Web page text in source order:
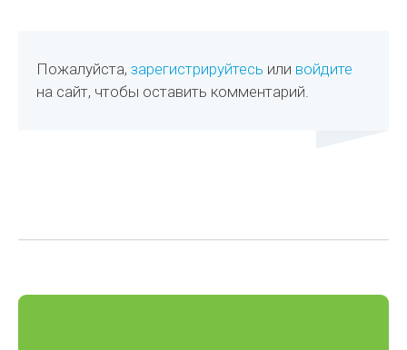
Пожалуйста,зарегистрируйтесь или войдите
на сайт, чтобы оставить комментарий.